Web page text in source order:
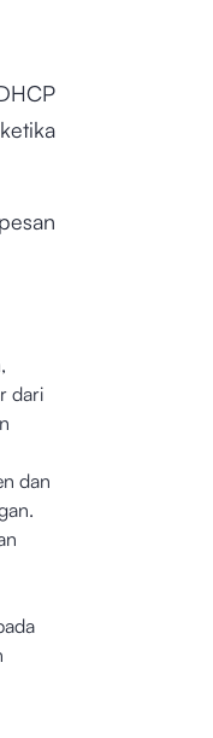
dari
dan